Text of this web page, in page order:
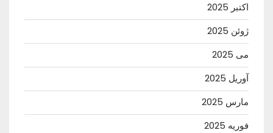
اکتبر 2025
ژوئن 2025
می 2025
آوریل 2025
مارس 2025
فوریه 2025